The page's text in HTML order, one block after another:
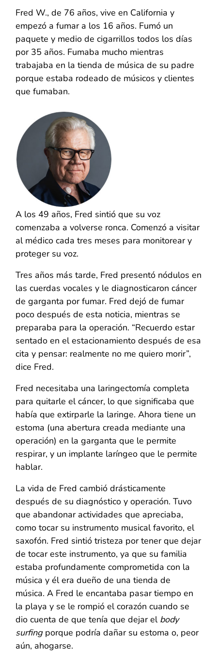
Fred W., de 76 años, vive en California y
empezó a fumar a los 16 años. Fumó un
paquete y medio de cigarrillos todos los días
por 35 años. Fumaba mucho mientras
trabajaba en la tienda de música de su padre
porque estaba rodeado de músicos y clientes
que fumaban.
A los 49 años, Fred sintió que su voz
comenzaba a volverse ronca. Comenzó a visitar
al médico cada tres meses para monitorear y
proteger su voz.
Tres años más tarde, Fred presentó nódulos en
las cuerdas vocales y le diagnosticaron cáncer
de garganta por fumar. Fred dejó de fumar
poco después de esta noticia, mientras se
preparaba para la operación. “Recuerdo estar
sentado en el estacionamiento después de esa
cita y pensar: realmente no me quiero morir”,
dice Fred.
Fred necesitaba una laringectomía completa
para quitarle el cáncer, lo que significaba que
había que extirparle la laringe. Ahora tiene un
estoma (una abertura creada mediante una
operación) en la garganta que le permite
respirar, y un implante laríngeo que le permite
hablar.
La vida de Fred cambió drásticamente
después de su diagnóstico y operación. Tuvo
que abandonar actividades que apreciaba,
como tocar su instrumento musical favorito, el
saxofón. Fred sintió tristeza por tener que dejar
de tocar este instrumento, ya que su familia
estaba profundamente comprometida con la
música y él era dueño de una tienda de
música. A Fred le encantaba pasar tiempo en
la playa y se le rompió el corazón cuando se
dio cuenta de que tenía que dejar el body
surfingporque podría dañar su estoma o, peor
aún, ahogarse.